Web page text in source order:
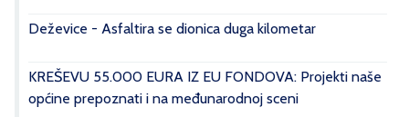
Deževice - Asfaltira se dionica duga kilometar
KREŠEVU 55.000 EURA IZ EU FONDOVA: Projekti naše
općine prepoznati i na međunarodnoj sceni